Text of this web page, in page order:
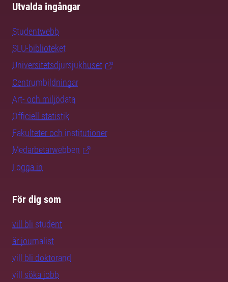
Utvalda ingångar
Studentwebb
SLU-biblioteket
Universitetsdjursjukhuset
Centrumbildningar
Art- och miljödata
Officiell statistik
Fakulteter och institutioner
Medarbetarwebben
Logga in
För dig som
vill bli student
är journalist
vill bli doktorand
vill söka jobb